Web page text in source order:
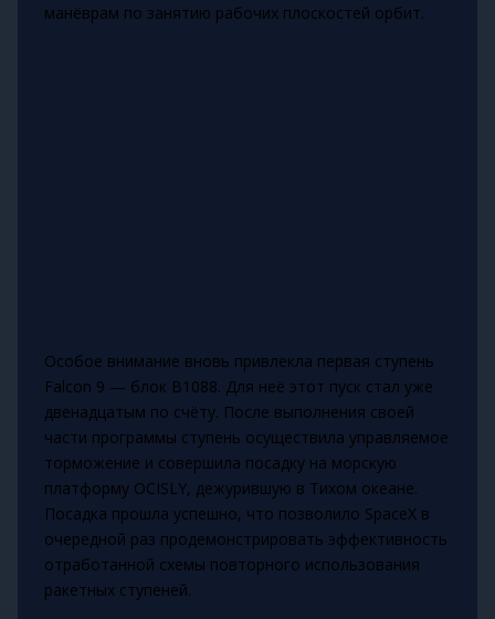
манёврам по занятию рабочих плоскостей орбит.
Особое внимание вновь привлекла первая ступень
Falcon 9 — блок B1088. Для неё этот пуск стал уже
двенадцатым по счёту. После выполнения своей
части программы ступень осуществила управляемое
торможение и совершила посадку на морскую
платформу OCISLY, дежурившую в Тихом океане.
Посадка прошла успешно, что позволило SpaceX в
очередной раз продемонстрировать эффективность
отработанной схемы повторного использования
ракетных ступеней.